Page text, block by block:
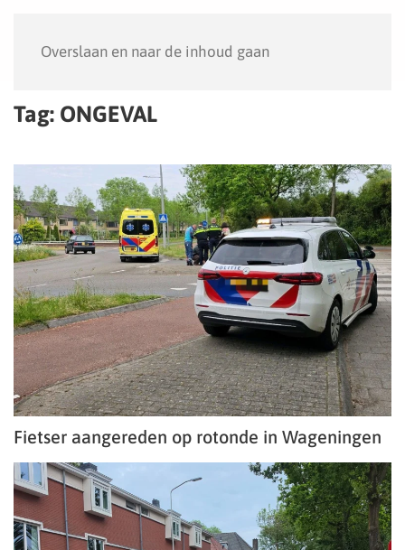
Overslaan en naar de inhoud gaan
Tag: ONGEVAL
Fietser aangereden op rotonde in Wageningen